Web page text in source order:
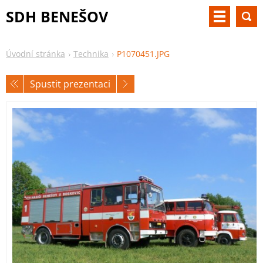
SDH BENEŠOV
Úvodní stránka Technika P1070451.JPG
Spustit prezentaci